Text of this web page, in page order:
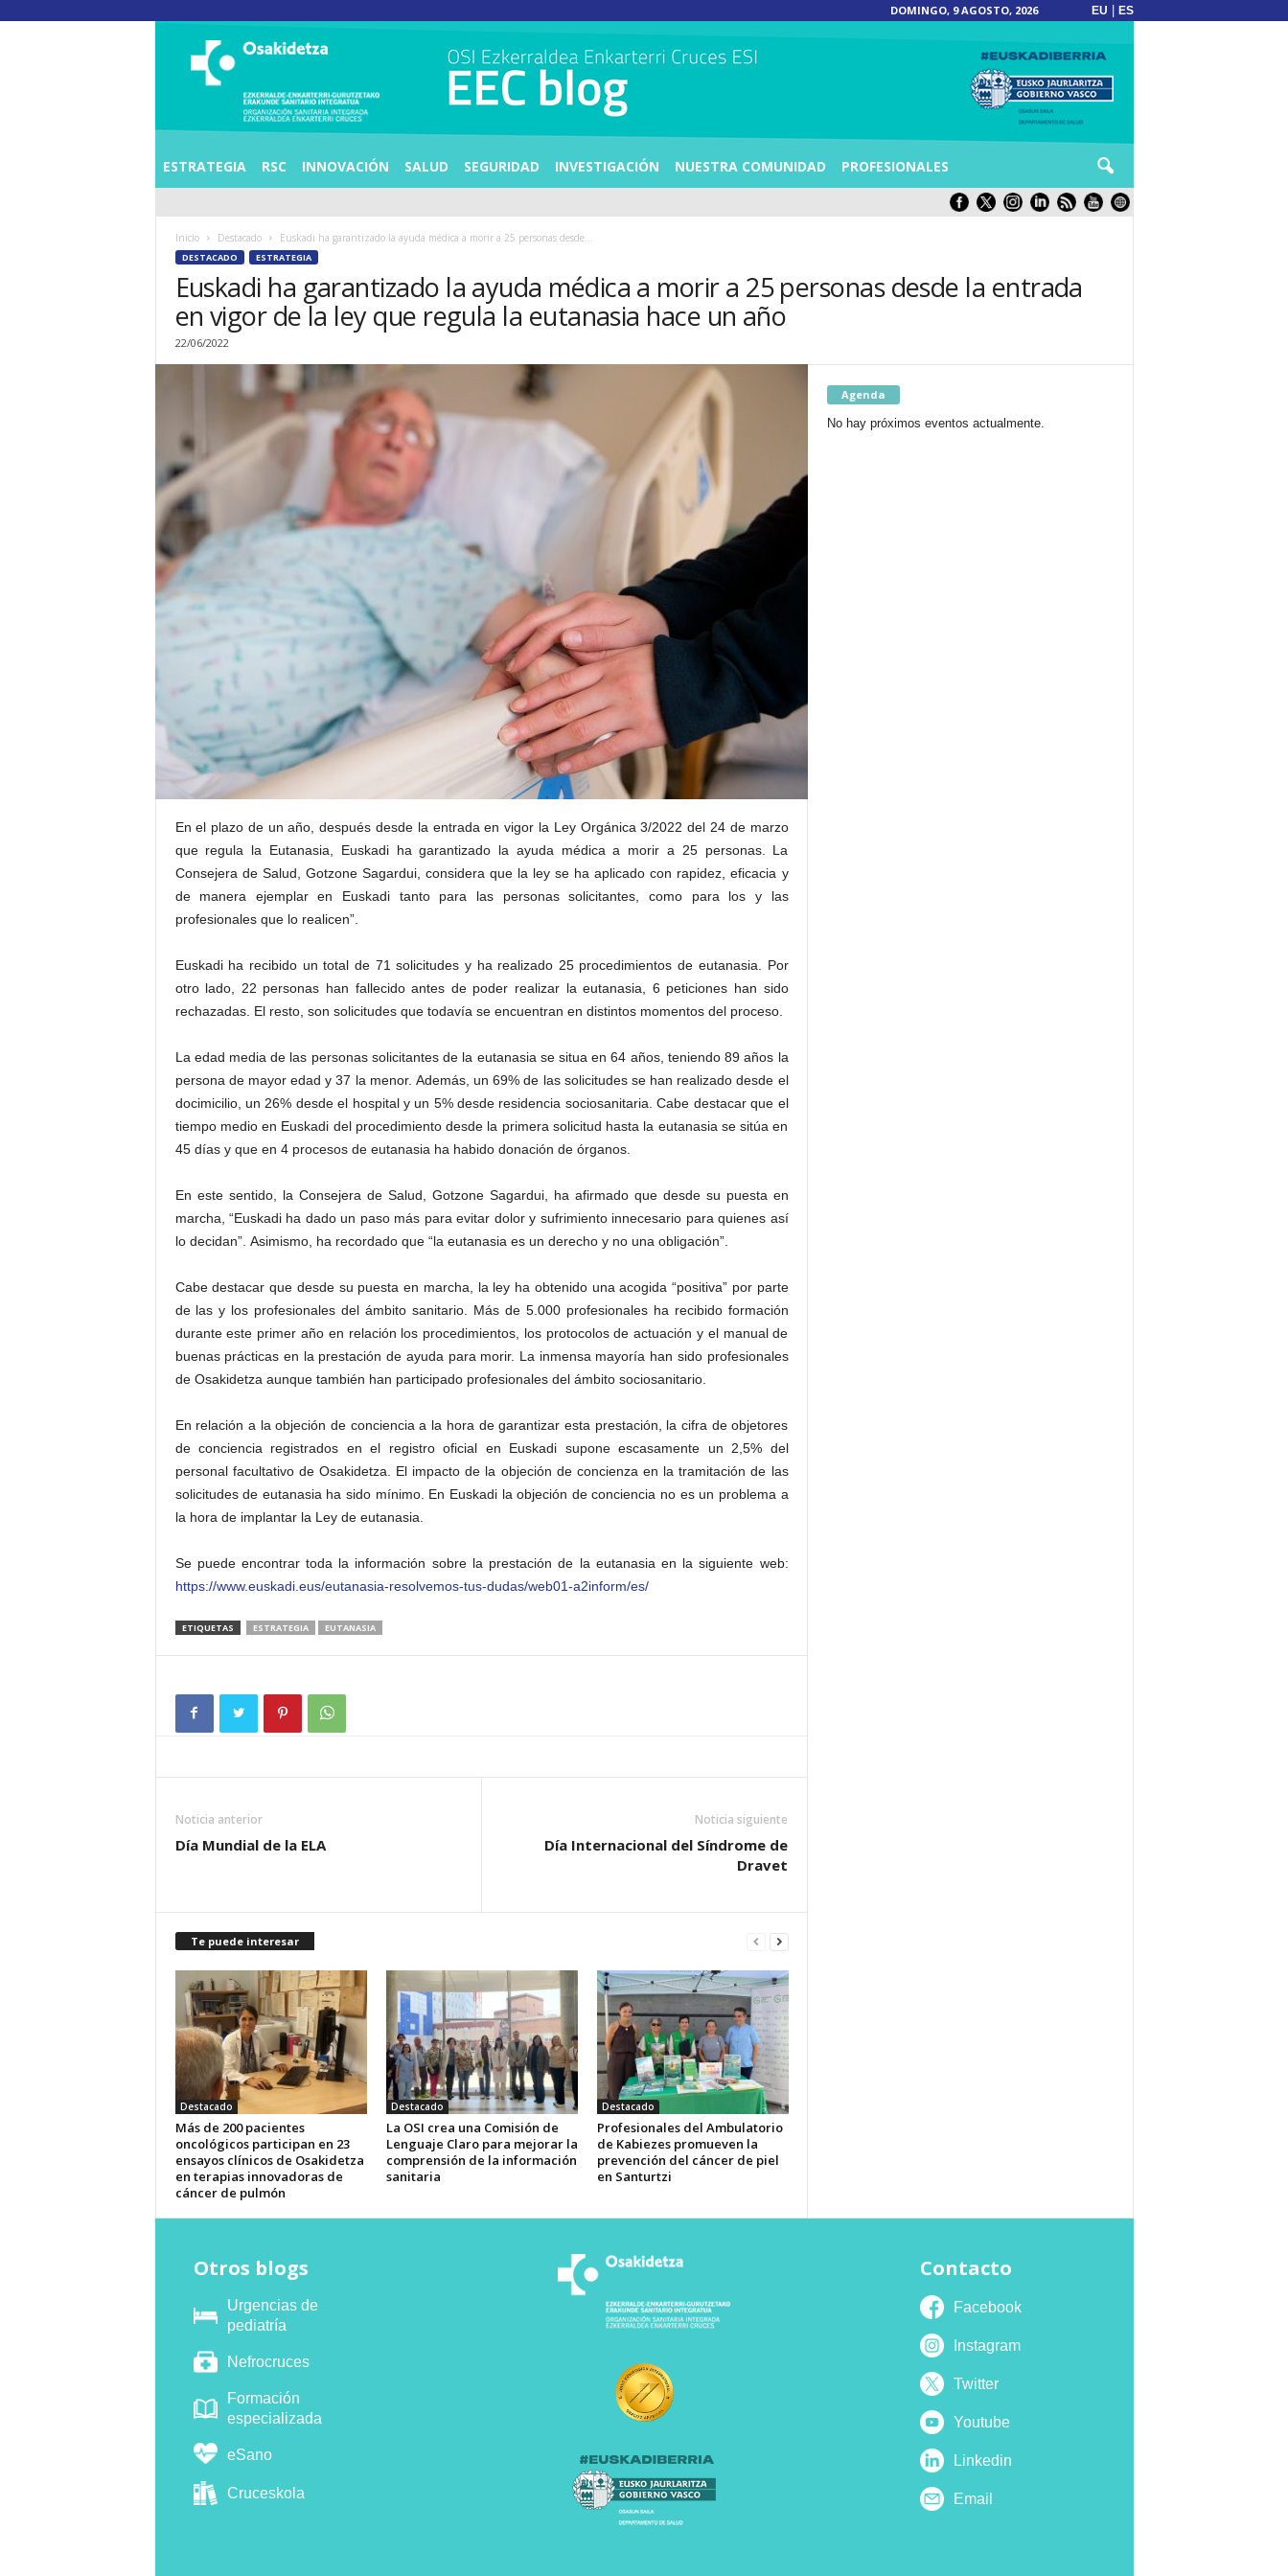
DOMINGO, 9 AGOSTO, 2026 EU ES
A
I
C
R
U
C
E
ESTRATEGIA RSC INNOVACIÓN SALUD SEGURIDAD INVESTIGACIÓN NUESTRA COMUNIDAD PROFESIONALES
Inicio Destacado Euskadi ha garantizado la ayuda médica a morir a 25 personas desde...
DESTACADO ESTRATEGIA
Euskadi ha garantizado la ayuda médica a morir a 25 personas desde la entrada
en vigor de la ley que regula la eutanasia hace un año
22/06/2022
En el plazo de un año, después desde la entrada en vigor la Ley Orgánica 3/2022 del 24 de marzo
que regula la Eutanasia, Euskadi ha garantizado la ayuda médica a morir a 25 personas. La
Consejera de Salud, Gotzone Sagardui, considera que la ley se ha aplicado con rapidez, eficacia y
de manera ejemplar en Euskadi tanto para las personas solicitantes, como para los y las
profesionales que lo realicen”.
Euskadi ha recibido un total de 71 solicitudes y ha realizado 25 procedimientos de eutanasia. Por
otro lado, 22 personas han fallecido antes de poder realizar la eutanasia, 6 peticiones han sido
rechazadas. El resto, son solicitudes que todavía se encuentran en distintos momentos del proceso.
La edad media de las personas solicitantes de la eutanasia se situa en 64 años, teniendo 89 años la
persona de mayor edad y 37 la menor. Además, un 69% de las solicitudes se han realizado desde el
docimicilio, un 26% desde el hospital y un 5% desde residencia sociosanitaria. Cabe destacar que el
tiempo medio en Euskadi del procedimiento desde la primera solicitud hasta la eutanasia se sitúa en
45 días y que en 4 procesos de eutanasia ha habido donación de órganos.
En este sentido, la Consejera de Salud, Gotzone Sagardui, ha afirmado que desde su puesta en
marcha, “Euskadi ha dado un paso más para evitar dolor y sufrimiento innecesario para quienes así
lo decidan”. Asimismo, ha recordado que “la eutanasia es un derecho y no una obligación”.
Cabe destacar que desde su puesta en marcha, la ley ha obtenido una acogida “positiva” por parte
de las y los profesionales del ámbito sanitario. Más de 5.000 profesionales ha recibido formación
durante este primer año en relación los procedimientos, los protocolos de actuación y el manual de
buenas prácticas en la prestación de ayuda para morir. La inmensa mayoría han sido profesionales
de Osakidetza aunque también han participado profesionales del ámbito sociosanitario.
En relación a la objeción de conciencia a la hora de garantizar esta prestación, la cifra de objetores
de conciencia registrados en el registro oficial en Euskadi supone escasamente un 2,5% del
personal facultativo de Osakidetza. El impacto de la objeción de concienza en la tramitación de las
solicitudes de eutanasia ha sido mínimo. En Euskadi la objeción de conciencia no es un problema a
la hora de implantar la Ley de eutanasia.
Se puede encontrar toda la información sobre la prestación de la eutanasia en la siguiente web:
https://www.euskadi.eus/eutanasia-resolvemos-tus-dudas/web01-a2inform/es/
ETIQUETAS ESTRATEGIA EUTANASIA
Noticia anterior
Día Mundial de la ELA
Noticia siguiente
Día Internacional del Síndrome de
Dravet
Te puede interesar
Destacado
Más de 200 pacientes
oncológicos participan en 23
ensayos clínicos de Osakidetza
en terapias innovadoras de
cáncer de pulmón
Destacado
La OSI crea una Comisión de
Lenguaje Claro para mejorar la
comprensión de la información
sanitaria
Destacado
Profesionales del Ambulatorio
de Kabiezes promueven la
prevención del cáncer de piel
en Santurtzi
Agenda
No hay próximos eventos actualmente.
Otros blogs
Urgencias de
pediatría
Nefrocruces
Formación
especializada
eSano
Cruceskola
Contacto
Facebook
Instagram
Twitter
Youtube
Linkedin
Email